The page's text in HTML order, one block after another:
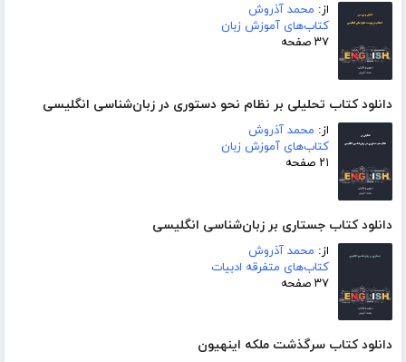
از: محمد آذروش
کتاب‌های آموزش زبان
۳۷ صفحه
دانلود کتاب تحلیلی بر نظام نحو دستوری در زبان‌شناسی انگلیسی
از: محمد آذروش
کتاب‌های آموزش زبان
۲۱ صفحه
دانلود کتاب جستاری بر زبان‌شناسی انگلیسی
از: محمد آذروش
کتاب‌های متفرقه ادبیات
۳۷ صفحه
دانلود کتاب سرگذشت ملکه اینهیون